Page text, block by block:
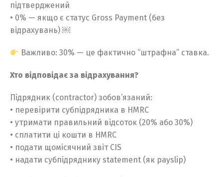
підтверджений
• 0% — якщо є статус Gross Payment (без
відрахувань) ￼
Важливо: 30% — це фактично “штрафна” ставка.
Хто відповідає за відрахування?
Підрядник (contractor) зобов’язаний:
• перевірити субпідрядника в HMRC
• утримати правильний відсоток (20% або 30%)
• сплатити ці кошти в HMRC
• подати щомісячний звіт CIS
• надати субпідряднику statement (як payslip)